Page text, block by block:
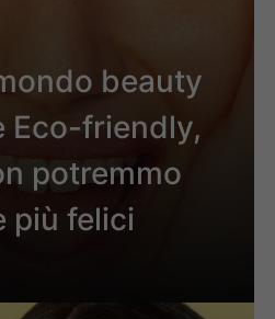
beauty
Eco-friendly,
potremmo
più felici